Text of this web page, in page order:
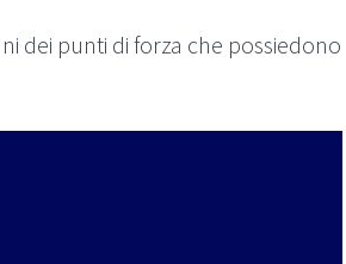
dei punti di forza che possiedono